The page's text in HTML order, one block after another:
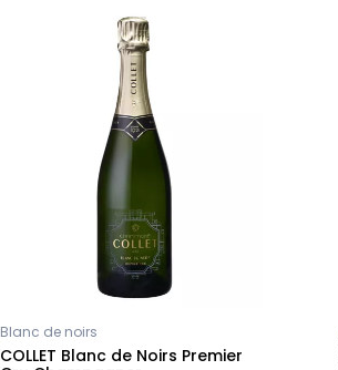
Blanc de noirs
COLLET Blanc de Noirs Premier